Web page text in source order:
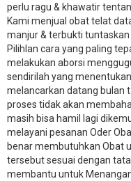
perlu ragu & khawatir
Kami menjual obat telat
manjur & terbukti
Pilihlan cara yang paling
melakukan aborsi
sendirilah yang
melancarkan datang bulan
proses tidak akan
masih bisa hamil lagi
melayani pesanan Oder
benar membutuhkan Obat
tersebut sesuai dengan
membantu untuk